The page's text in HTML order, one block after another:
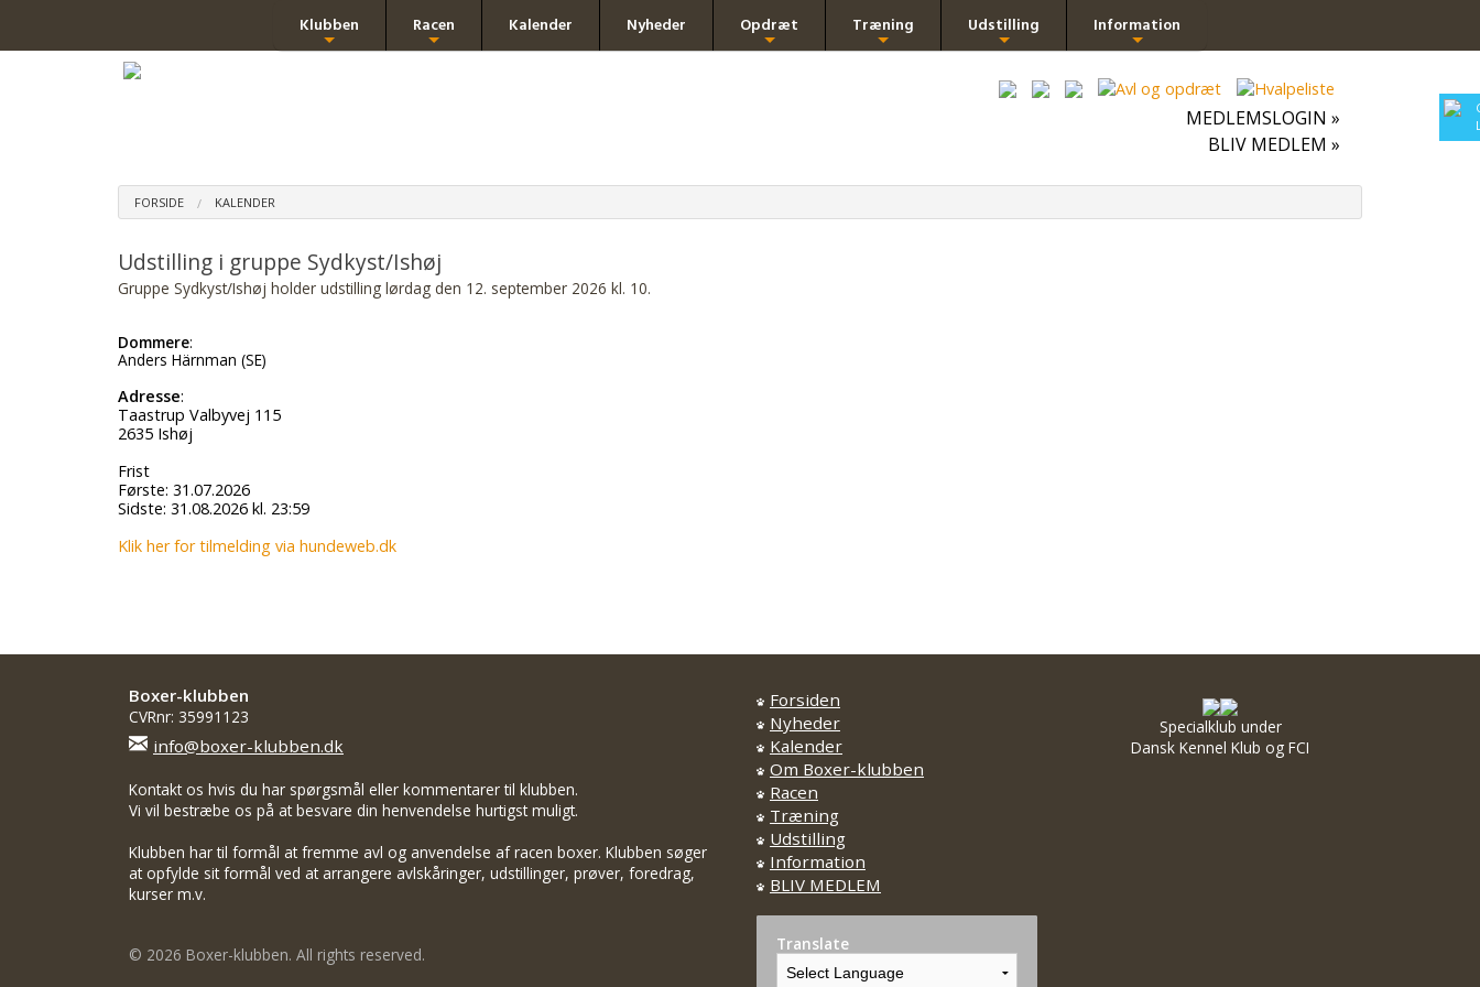
Klubben Racen Kalender Nyheder Opdræt Træning Udstilling Information
MEDLEMSLOGIN »
BLIV MEDLEM »
FORSIDE KALENDER
Udstilling i gruppe Sydkyst/Ishøj
Gruppe Sydkyst/Ishøj holder udstilling lørdag den 12. september 2026 kl. 10.
Dommere:
Anders Härnman (SE)
Adresse:
Taastrup Valbyvej 115
2635 Ishøj
Frist
Første: 31.07.2026
Sidste: 31.08.2026 kl. 23:59
Klik her for tilmelding via hundeweb.dk
Boxer-klubben
CVRnr: 35991123
info@boxer-klubben.dk
Kontakt os hvis du har spørgsmål eller kommentarer til klubben.
Vi vil bestræbe os på at besvare din henvendelse hurtigst muligt.
Klubben har til formål at fremme avl og anvendelse af racen boxer. Klubben søger
at opfylde sit formål ved at arrangere avlskåringer, udstillinger, prøver, foredrag,
kurser m.v.
© 2026 Boxer-klubben. All rights reserved.
Forsiden
Nyheder
Kalender
Om Boxer-klubben
Racen
Træning
Udstilling
Information
BLIV MEDLEM
Translate
Specialklub under
Dansk Kennel Klub og FCI